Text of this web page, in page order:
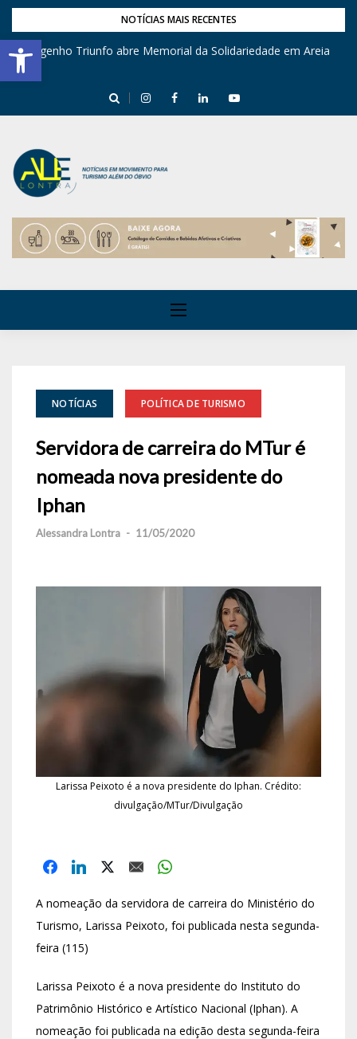
Barra de Ferramentas Aberta
NOTÍCIAS MAIS RECENTES
Engenho Triunfo abre Memorial da Solidariedade em Areia
NOTÍCIAS POLÍTICA DE TURISMO
Servidora de carreira do MTur é
nomeada nova presidente do
Iphan
Alessandra Lontra - 11/05/2020
Larissa Peixoto é a nova presidente do Iphan. Crédito:
divulgação/MTur/Divulgação
A nomeação da servidora de carreira do Ministério do
Turismo, Larissa Peixoto, foi publicada nesta segunda-
feira (115)
Larissa Peixoto é a nova presidente do Instituto do
Patrimônio Histórico e Artístico Nacional (Iphan). A
nomeação foi publicada na edição desta segunda-feira